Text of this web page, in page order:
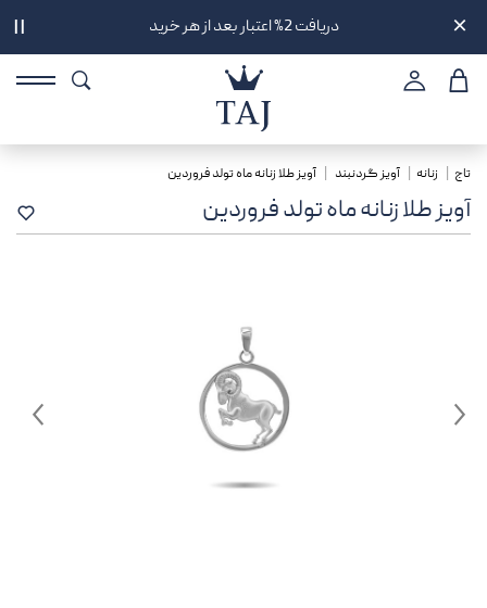
دریافت 2% اعتبار بعد از هر خرید
تاج زنانه آویز گردنبند آویز طلا زنانه ماه تولد فروردین
آویز طلا زنانه ماه تولد فروردین